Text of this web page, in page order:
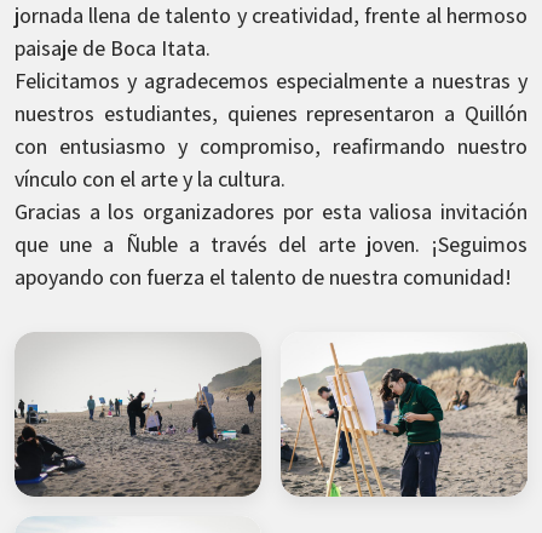
jornada llena de talento y creatividad, frente al hermoso
paisaje de Boca Itata.
Felicitamos y agradecemos especialmente a nuestras y
nuestros estudiantes, quienes representaron a Quillón
con entusiasmo y compromiso, reafirmando nuestro
vínculo con el arte y la cultura.
Gracias a los organizadores por esta valiosa invitación
que une a Ñuble a través del arte joven. ¡Seguimos
apoyando con fuerza el talento de nuestra comunidad!